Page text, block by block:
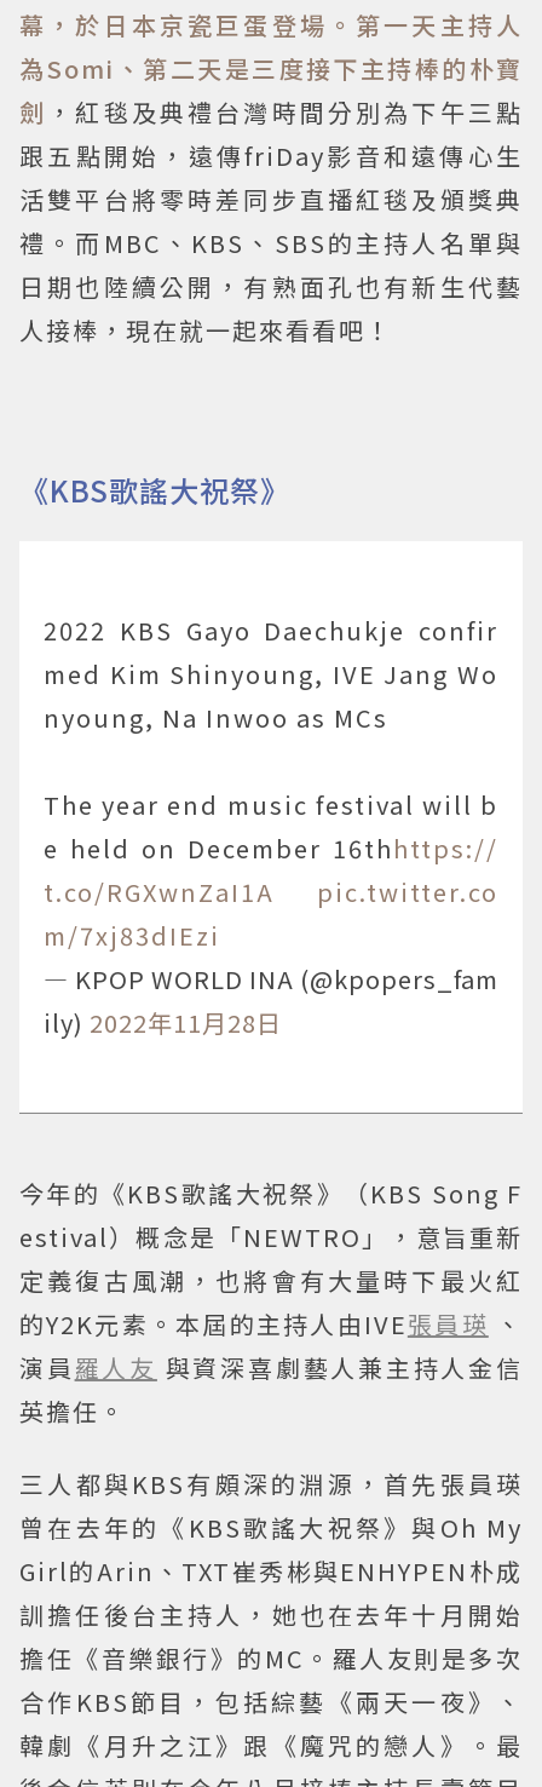
幕，於日本京瓷巨蛋登場。第一天主持人
為Somi、第二天是三度接下主持棒的朴寶
劍 ，紅毯及典禮台灣時間分別為下午三點
跟五點開始，遠傳friDay影音和遠傳心生
活雙平台將零時差同步直播紅毯及頒獎典
禮。而MBC、KBS、SBS的主持人名單與
日期也陸續公開，有熟面孔也有新生代藝
人接棒，現在就一起來看看吧！
《KBS歌謠大祝祭》
2022 KBS Gayo Daechukje confir
med Kim Shinyoung, IVE Jang Wo
nyoung, Na Inwoo as MCs
The year end music festival will b
e held on December 16thhttps://
t.co/RGXwnZaI1A
pic.twitter.co
m/7xj83dIEzi
— KPOP WORLD INA (@kpopers_fam
ily) 2022年11月28日
今年的《KBS歌謠大祝祭》（KBS Song F
estival）概念是「NEWTRO」，意旨重新
定義復古風潮，也將會有大量時下最火紅
的Y2K元素。本屆的主持人由IVE張員瑛 、
演員 羅人友 與資深喜劇藝人兼主持人金信
英擔任。
三人都與KBS有頗深的淵源，首先張員瑛
曾在去年的《KBS歌謠大祝祭》與Oh My
Girl的Arin、TXT崔秀彬與ENHYPEN朴成
訓擔任後台主持人，她也在去年十月開始
擔任《音樂銀行》的MC。羅人友則是多次
合作KBS節目，包括綜藝《兩天一夜》、
韓劇《月升之江》跟《魔咒的戀人》。最